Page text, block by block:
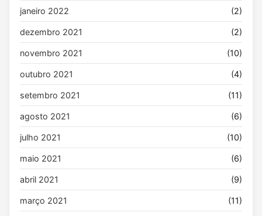
janeiro 2022 (2)
dezembro 2021 (2)
novembro 2021 (10)
outubro 2021 (4)
setembro 2021 (11)
agosto 2021 (6)
julho 2021 (10)
maio 2021 (6)
abril 2021 (9)
março 2021 (11)